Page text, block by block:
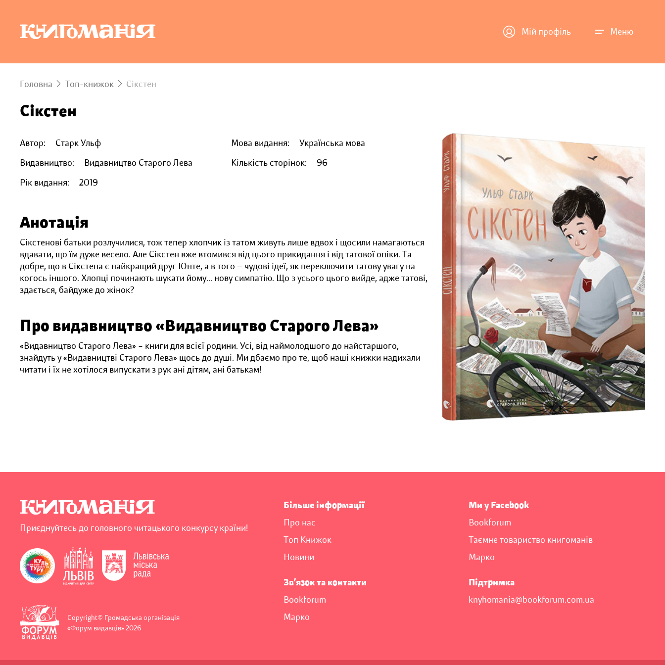
Мій профіль Меню
Головна Топ-книжок Сікстен
Сікстен
Автор:
Старк Ульф
Видавництво:
Видавництво Старого Лева
Рік видання:
2019
Мова видання:
Українська мова
Кількість сторінок:
96
Анотація
Сікстенові батьки розлучилися, тож тепер хлопчик із татом живуть лише вдвох і щосили намагаються
вдавати, що їм дуже весело. Але Сікстен вже втомився від цього прикидання і від татової опіки. Та
добре, що в Сікстена є найкращий друг Юнте, а в того — чудові ідеї, як переключити татову увагу на
когось іншого. Хлопці починають шукати йому... нову симпатію. Що з усього цього вийде, адже татові,
здається, байдуже до жінок?
Про видавництво «Видавництво Старого Лева»
«Видавництво Старого Лева» – книги для всієї родини. Усі, від наймолодшого до найстаршого,
знайдуть у «Видавництві Старого Лева» щось до душі. Ми дбаємо про те, щоб наші книжки надихали
читати і їх не хотілося випускати з рук ані дітям, ані батькам!
Приєднуйтесь до головного читацького конкурсу країни!
Copyright© Громадська організація
«Форум видавців» 2026
Більше інформації
Про нас
Топ Книжок
Новини
Ми у Facebook
Bookforum
Таємне товариство книгоманів
Марко
Зв’язок та контакти
Bookforum
Марко
Підтримка
knyhomania@bookforum.com.ua